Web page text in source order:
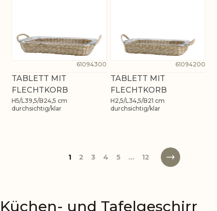
61094300
TABLETT MIT
FLECHTKORB
H5/L39,5/B24,5 cm
durchsichtig/klar
61094200
TABLETT MIT
FLECHTKORB
H2,5/L34,5/B21 cm
durchsichtig/klar
1 2 3 4 5 ... 12
Küchen- und Tafelgeschirr